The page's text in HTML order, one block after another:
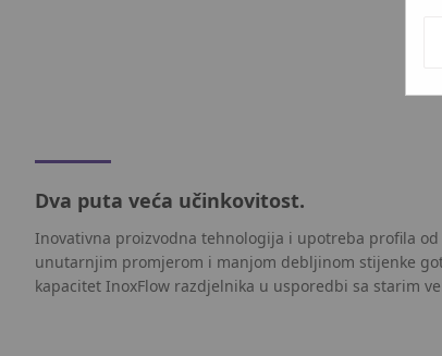
Dva puta veća učinkovitost.
Inovativna proizvodna tehnologija i upotreba profila
unutarnjim promjerom i manjom debljinom stijenke
kapacitet InoxFlow razdjelnika u usporedbi sa starim